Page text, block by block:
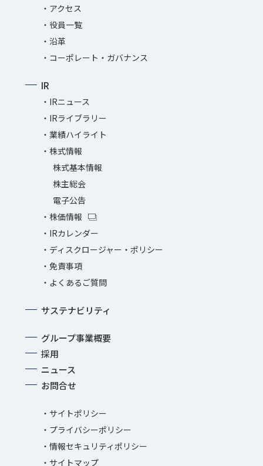
アクセス
役員一覧
沿革
コーポレート・ガバナンス
IR
IRニュース
IRライブラリー
業績ハイライト
株式情報
株式基本情報
株主総会
電子公告
株価情報
IRカレンダー
ディスクロージャー・ポリシー
免責事項
よくあるご質問
サステナビリティ
グループ事業概要
採用
ニュース
お問合せ
サイトポリシー
プライバシーポリシー
情報セキュリティポリシー
サイトマップ